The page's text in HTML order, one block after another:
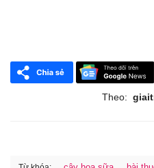
Theo: